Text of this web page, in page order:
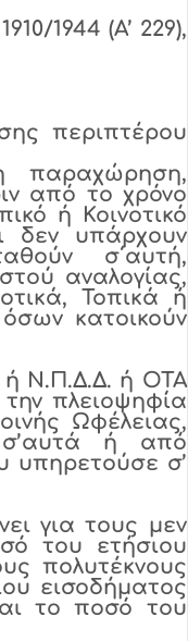
1944 (Α’ 229),
περιπτέρου
παραχώρηση,
από το χρόνο
ή Κοινοτικό
δεν υπάρχουν
σ΄αυτή,
αναλογίας,
Τοπικά ή
κατοικούν
ή Ν.Π.Δ.Δ. ή ΟΤΑ
πλειοψηφία
Ωφέλειας,
σ’αυτά ή από
υπηρετούσε σ’
για τους μεν
του ετήσιου
πολυτέκνους
εισοδήματος
το ποσό του